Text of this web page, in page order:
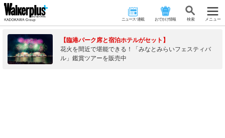
ニュース･連載 おでかけ情報 検 索 メニュー
【臨港パーク席と宿泊ホテルがセット】
花火を間近で堪能できる！「みなとみらいフェスティバ
ル」鑑賞ツアーを販売中